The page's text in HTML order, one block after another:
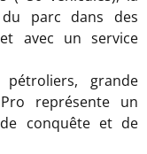
parc dans des
avec un service
grande
représente un
conquête et de